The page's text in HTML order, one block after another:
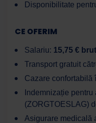
Disponibilitate
CE OFERIM
Salariu: 15,75 €
Transport gratuit
Cazare confortabilă
Indemnizație
(ZORGTOESLAG)
Asigurare medicală